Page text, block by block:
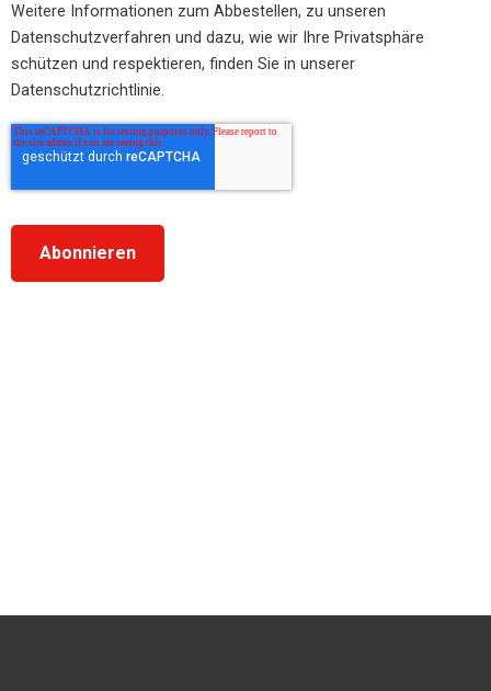
Weitere Informationen zum Abbestellen, zu unseren
Datenschutzverfahren und dazu, wie wir Ihre Privatsphäre
schützen und respektieren, finden Sie in unserer
Datenschutzrichtlinie.